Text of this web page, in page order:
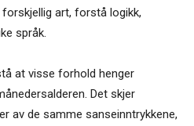
art, forstå logikk,
språk.
at visse forhold henger
Det skjer
av de samme sanseinntrykkene,